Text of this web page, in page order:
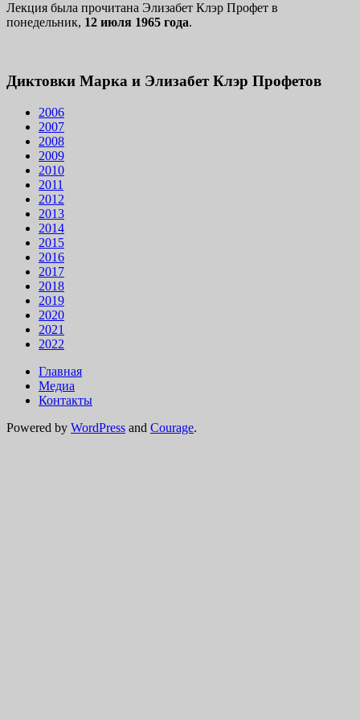
Лекция была прочитана Элизабет Клэр Профет в
понедельник, 12 июля 1965 года.
Диктовки Марка и Элизабет Клэр Профетов
2006
2007
2008
2009
2010
2011
2012
2013
2014
2015
2016
2017
2018
2019
2020
2021
2022
Главная
Медиа
Контакты
Powered by WordPress and Courage.